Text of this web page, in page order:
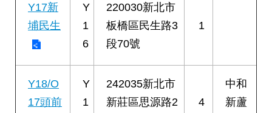
Y17新
埔民生
Y
1
6
220030新北市
板橋區民生路3
段70號
1
Y18/O
17頭前
Y
1
242035新北市
新莊區思源路2
4
中和
新蘆